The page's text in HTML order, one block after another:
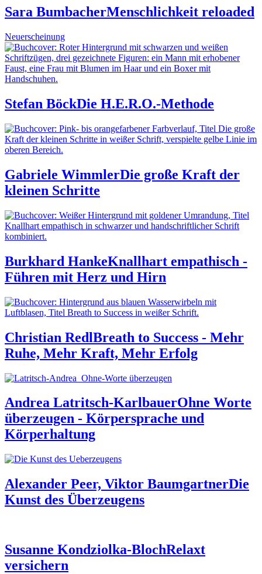
Sara BumbacherMenschlichkeit reloaded
Neuerscheinung
Stefan BöckDie H.E.R.O.-Methode
Gabriele WimmlerDie große Kraft der
kleinen Schritte
Burkhard HankeKnallhart empathisch -
Führen mit Herz und Hirn
Christian RedlBreath to Success - Mehr
Ruhe, Mehr Kraft, Mehr Erfolg
Andrea Latritsch-KarlbauerOhne Worte
überzeugen - Körpersprache und
Körperhaltung
Alexander Peer, Viktor BaumgartnerDie
Kunst des Überzeugens
Susanne Kondziolka-BlochRelaxt
versichern